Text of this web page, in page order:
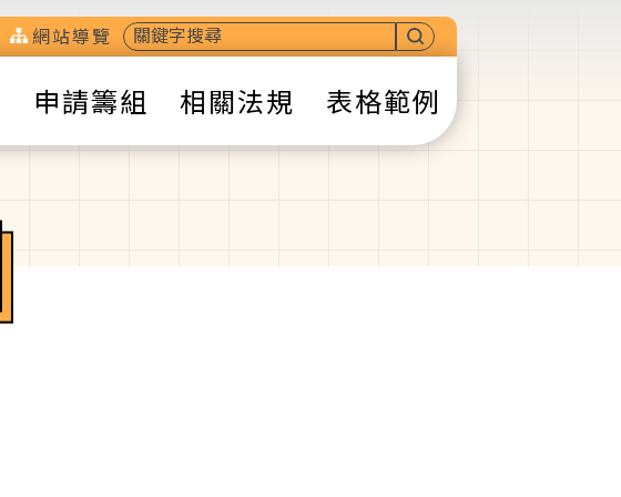
網站導覽
申請籌組 相關法規 表格範例